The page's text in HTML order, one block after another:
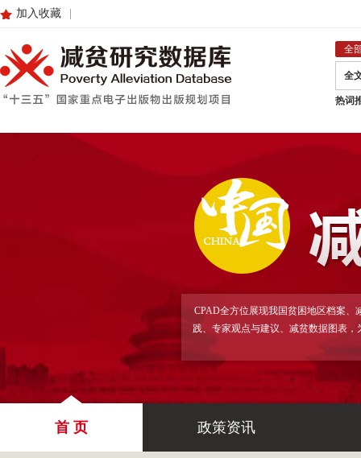
加入收藏
全
全
热词
CPAD全方位展现我国贫困地区档案
践、专家观点与建议、减贫数据图表
首 页 政策资讯